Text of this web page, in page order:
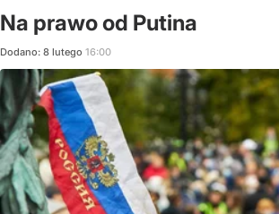
Na prawo od Putina
Dodano: 8 lutego 16:00